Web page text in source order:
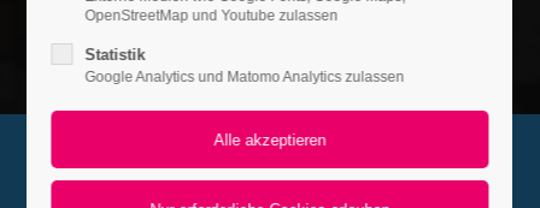
OpenStreetMap und Youtube zulassen
Statistik
Google Analytics und Matomo Analytics zulassen